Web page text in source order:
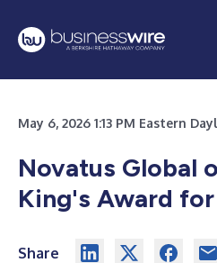
May 6, 2026 1:13 PM Eastern
Novatus Global
King's Award
Share